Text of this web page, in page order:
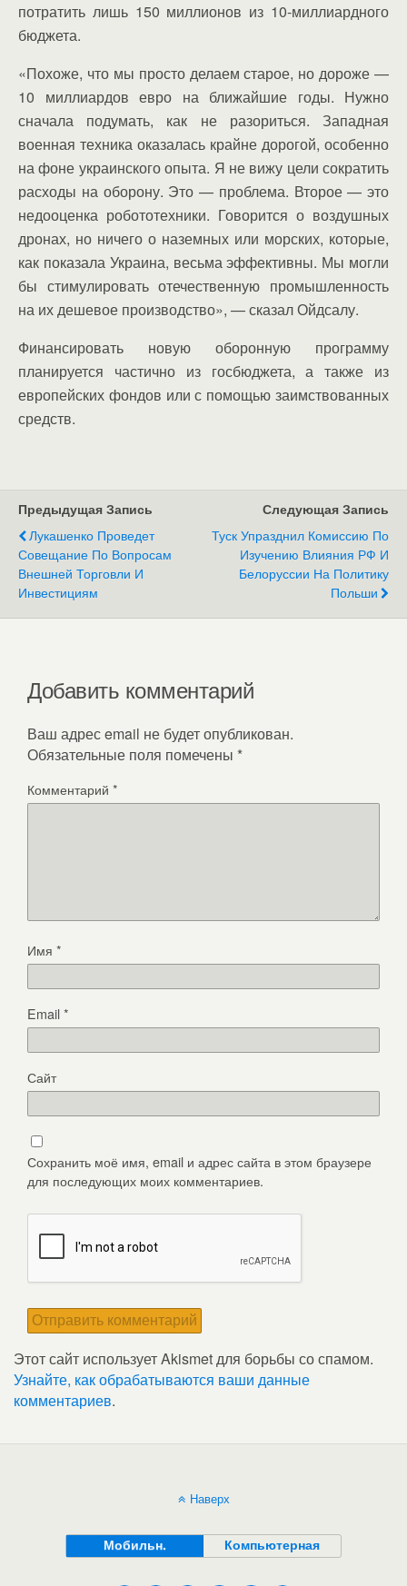
потратить лишь 150 миллионов из 10-миллиардного
бюджета.
«Похоже, что мы просто делаем старое, но дороже —
10 миллиардов евро на ближайшие годы. Нужно
сначала подумать, как не разориться. Западная
военная техника оказалась крайне дорогой, особенно
на фоне украинского опыта. Я не вижу цели сократить
расходы на оборону. Это — проблема. Второе — это
недооценка робототехники. Говорится о воздушных
дронах, но ничего о наземных или морских, которые,
как показала Украина, весьма эффективны. Мы могли
бы стимулировать отечественную промышленность
на их дешевое производство», — сказал Ойдсалу.
Финансировать новую оборонную программу
планируется частично из госбюджета, а также из
европейских фондов или с помощью заимствованных
средств.
Предыдущая Запись
Лукашенко Проведет
Совещание По Вопросам
Внешней Торговли И
Инвестициям
Следующая Запись
Туск Упразднил Комиссию По
Изучению Влияния РФ И
Белоруссии На Политику
Польши
Добавить комментарий
Ваш адрес email не будет опубликован.
Обязательные поля помечены *
Комментарий *
Имя *
Email*
Сайт
Сохранить моё имя, email и адрес сайта в этом браузере
для последующих моих комментариев.
Этот сайт использует Akismet для борьбы со спамом.
Узнайте, как обрабатываются ваши данные
комментариев.
Наверх
Мобильн. Компьютерная